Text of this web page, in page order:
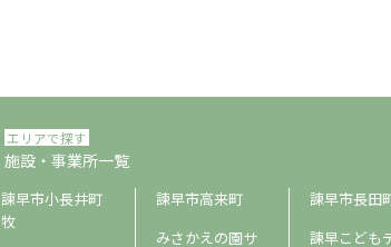
エリアで探す
施設・事業所一覧
諫早市小長井町
牧
諫早市高来町
みさかえの園サ
諫早市長田
諫早こども